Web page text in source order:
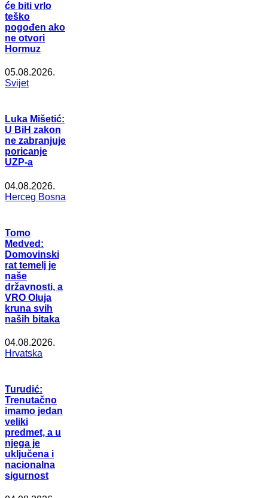
će biti vrlo
teško
pogođen ako
ne otvori
Hormuz
05.08.2026.
Svijet
Luka Mišetić:
U BiH zakon
ne zabranjuje
poricanje
UZP-a
04.08.2026.
Herceg Bosna
Tomo
Medved:
Domovinski
rat temelj je
naše
državnosti, a
VRO Oluja
kruna svih
naših bitaka
04.08.2026.
Hrvatska
Turudić:
Trenutačno
imamo jedan
veliki
predmet, a u
njega je
uključena i
nacionalna
sigurnost